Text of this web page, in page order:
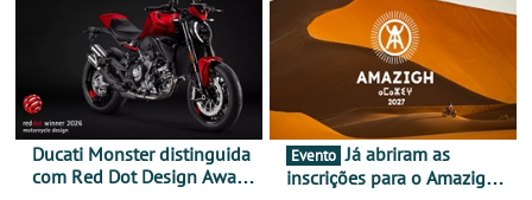
Ducati Monster distinguida
com Red Dot Design Award
Evento Já abriram as
inscrições para o Amazigh